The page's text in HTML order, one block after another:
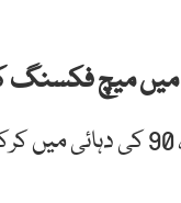
میچ فکسنگ کے
راشد لطیف نے کہا ہے کہ کتاب